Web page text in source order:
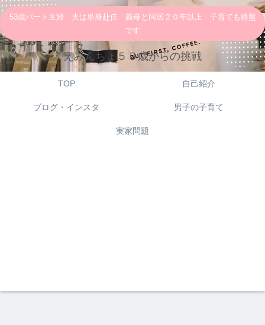
53歳パート主婦 夫は単身赴任 義母と同居２０年以上 子育ても終盤
です
えみんちょ５３歳からの挑戦
TOP 自己紹介
ブログ・インスタ 男子の子育て
実家問題